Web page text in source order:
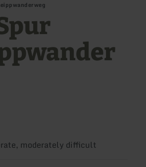
moderately difficult